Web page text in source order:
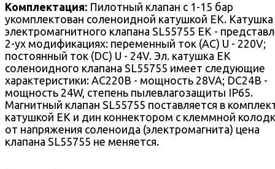
Комплектация: Пилотный клапан c 1-15 бар
укомплектован соленоидной катушкой EK. Катушка
электромагнитного клапана SL55755 EK -
2-ух модификациях: переменный ток (AC) U - 220V;
постоянный ток (DC) U - 24V. Эл. катушка EK
соленоидного клапана SL55755 имеет следующие
характеристики: AC220В - мощность 28VA; DC24В -
мощность 24W, степень пылевлагозащиты IP65.
Магнитный клапан SL55755 поставляется в
катушкой EK и дин коннектором с клеммной
от напряжения соленоида (электромагнита) цена
клапана SL55755 не меняется.